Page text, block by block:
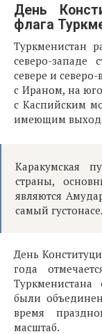
День
флага
Туркменистан
северо-западе
севере и
с Ираном, на
с Каспийским
имеющим
Каракумская
страны,
являются
самый
День
года
были
время
масштаб.